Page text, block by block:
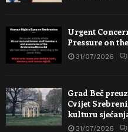
Urgent
Pressure on
31/07/2026
Grad Beč
Cvijet
kulturu
31/07/2026